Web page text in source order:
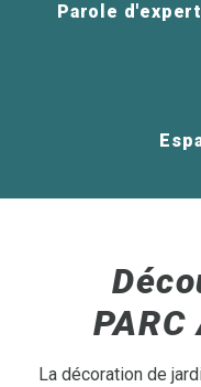
Parole d'expert
PARC
La décoration de